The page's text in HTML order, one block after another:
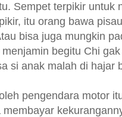
Sempet terpikir untuk
itu orang bawa
bisa juga mungkin
begitu Chi
si anak malah di hajar
pengendara motor